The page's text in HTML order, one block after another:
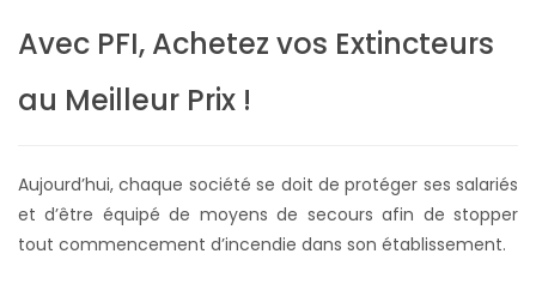
Avec PFI, Achetez vos Extincteurs
au Meilleur Prix !
Aujourd’hui, chaque société se doit de protéger ses salariés
et d’être équipé de moyens de secours afin de stopper
tout commencement d’incendie dans son établissement.